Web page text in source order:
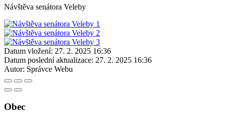
Návštěva senátora Veleby
Datum vložení: 27. 2. 2025 16:36
Datum poslední aktualizace: 27. 2. 2025 16:36
Autor: Správce Webu
Obec